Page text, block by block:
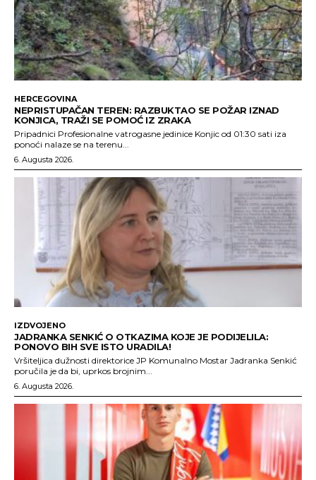
HERCEGOVINA
NEPRISTUPAČAN TEREN: RAZBUKTAO SE POŽAR IZNAD
KONJICA, TRAŽI SE POMOĆ IZ ZRAKA
Pripadnici Profesionalne vatrogasne jedinice Konjic od 01:30 sati iza
ponoći nalaze se na terenu...
6. Augusta 2026.
IZDVOJENO
JADRANKA SENKIĆ O OTKAZIMA KOJE JE PODIJELILA:
PONOVO BIH SVE ISTO URADILA!
Vršiteljica dužnosti direktorice JP Komunalno Mostar Jadranka Senkić
poručila je da bi, uprkos brojnim...
6. Augusta 2026.